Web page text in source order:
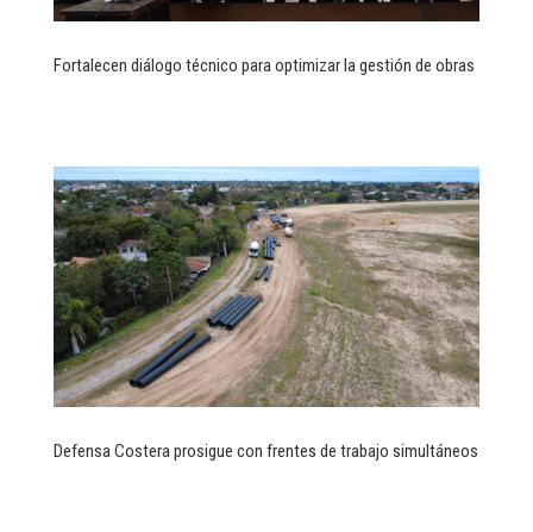
Fortalecen diálogo técnico para optimizar la gestión de obras
Defensa Costera prosigue con frentes de trabajo simultáneos